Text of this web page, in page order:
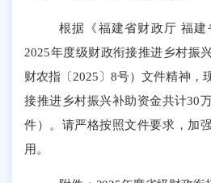
根据《福建省财政厅 福
2025年度级财政衔接推进乡村振
财农指〔2025〕8号）文件精神，
接推进乡村振兴补助资金共计30
件）。请严格按照文件要求，加
用。